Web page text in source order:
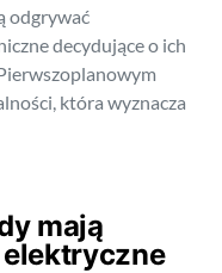
odgrywać
decydujące o ich
która wyznacza
mają